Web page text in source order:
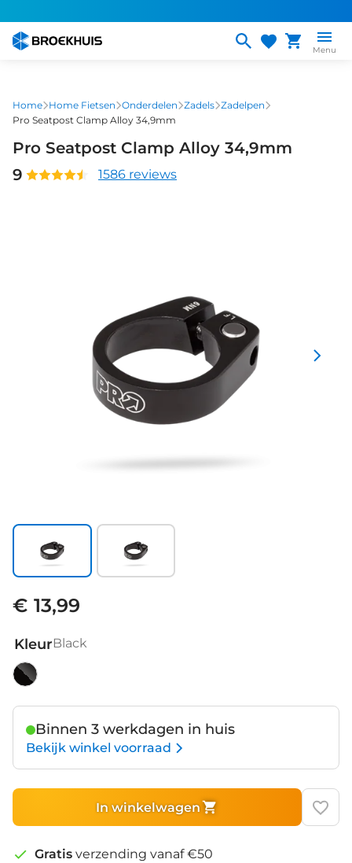
naar
gaan
Menu
Home Home Fietsen Onderdelen Zadels Zadelpen
Pro Seatpost Clamp Alloy 34,9mm
Pro Seatpost Clamp Alloy 34,9mm
9
1586 reviews
€ 13,99
KleurBlack
Binnen 3 werkdagen in huis
Bekijk winkel voorraad
In winkelwagen
Gratis verzending vanaf €50